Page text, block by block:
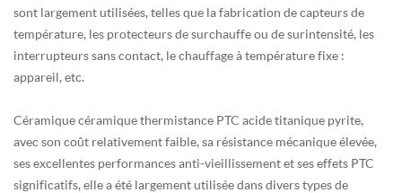
sont largement utilisées, telles que la fabrication de capteurs de
température, les protecteurs de surchauffe ou de surintensité, les
interrupteurs sans contact, le chauffage à température fixe :
appareil, etc.
Céramique céramique thermistance PTC acide titanique pyrite,
avec son coût relativement faible, sa résistance mécanique élevée,
ses excellentes performances anti-vieillissement et ses effets PTC
significatifs, elle a été largement utilisée dans divers types de